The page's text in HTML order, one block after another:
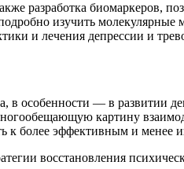
разработка биомаркеров,
изучить
и лечения депрессии и
в особенности — в развитии
картину
к более эффективным и
восстановления